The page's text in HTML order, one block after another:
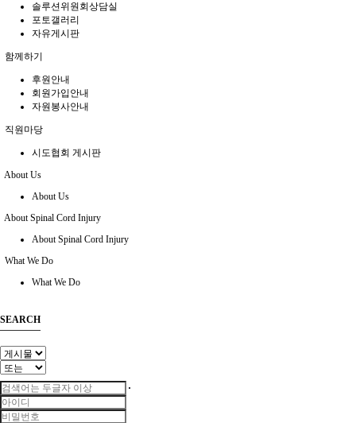
솔루션위원회상담실
포토갤러리
자유게시판
함께하기
후원안내
회원가입안내
자원봉사안내
직원마당
시도협회 게시판
About Us
About Us
About Spinal Cord Injury
About Spinal Cord Injury
What We Do
What We Do
SEARCH